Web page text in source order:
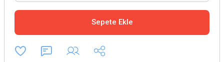
Sepete Ekle